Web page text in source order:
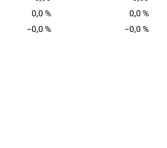
0,0 %
0,0 %
−0,0 % −0,0 %